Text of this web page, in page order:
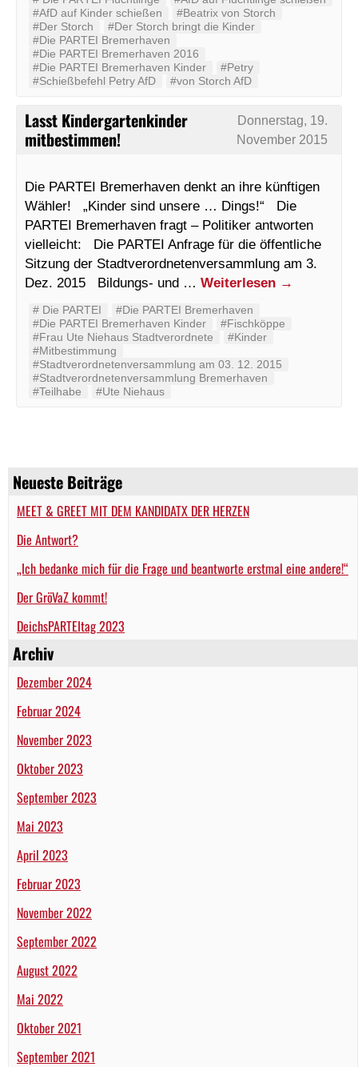
Neueste Beiträge
MEET & GREET MIT DEM KANDIDATX DER HERZEN
Die Antwort?
„Ich bedanke mich für die Frage und beantworte erstmal eine andere!“
Der GröVaZ kommt!
DeichsPARTEItag 2023
Archiv
Dezember 2024
Februar 2024
November 2023
Oktober 2023
September 2023
Mai 2023
April 2023
Februar 2023
November 2022
September 2022
August 2022
Mai 2022
Oktober 2021
September 2021
#AfD auf Kinder schießen
#Beatrix von Storch
#Der Storch
#Der Storch bringt die Kinder
#Die PARTEI Bremerhaven
#Die PARTEI Bremerhaven 2016
#Die PARTEI Bremerhaven Kinder
#Petry
#Schießbefehl Petry AfD
#von Storch AfD
Lasst Kindergartenkinder
mitbestimmen!
Donnerstag, 19.
November 2015
Die PARTEI Bremerhaven denkt an ihre künftigen
Wähler! „Kinder sind unsere … Dings!“ Die
PARTEI Bremerhaven fragt – Politiker antworten
vielleicht: Die PARTEI Anfrage für die öffentliche
Sitzung der Stadtverordnetenversammlung am 3.
Dez. 2015 Bildungs- und … Weiterlesen →
#‬ ‪Die PARTEI‬
#Die PARTEI Bremerhaven
#Die PARTEI Bremerhaven Kinder
#Fischköppe
#Frau Ute Niehaus Stadtverordnete
#Kinder
#Mitbestimmung
#Stadtverordnetenversammlung am 03. 12. 2015
#Stadtverordnetenversammlung Bremerhaven
#Teilhabe
#Ute Niehaus‬